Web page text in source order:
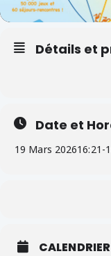
Détails et
Date et
19 Mars 202616:21 -
CALENDRIER